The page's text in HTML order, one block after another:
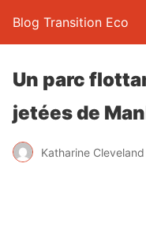
Blog Transition Eco
Un parc
jetées de
Katharine Cleveland